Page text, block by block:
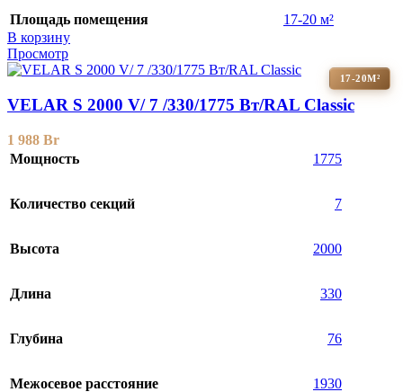
Площадь помещения
17-20 м²
В корзину
Просмотр
17-20М²
VELAR S 2000 V/ 7 /330/1775 Вт/RAL Classic
1 988 Br
Мощность
1775
Количество секций 7
Высота 2000
Длина 330
Глубина 76
Межосевое расстояние 1930